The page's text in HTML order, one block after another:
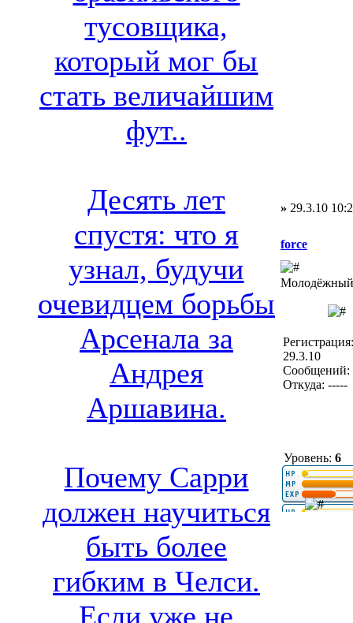
тусовщика,
который мог бы
стать величайшим
фут..
Десять лет
спустя: что я
узнал, будучи
очевидцем борьбы
Арсенала за
Андрея
Аршавина.
Почему Сарри
должен научиться
быть более
гибким в Челси.
Если уже не
» 29.3.10
force
Молодёжный
Регистрация:
29.3.10
Сообщений:
Откуда: -----
Уровень: 6